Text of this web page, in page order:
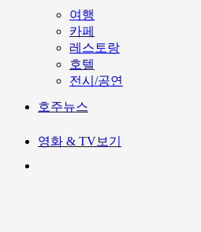
여행
카페
레스토랑
호텔
전시/공연
호주뉴스
영화 & TV보기